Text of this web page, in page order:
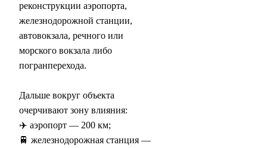
реконструкции аэропорта,
железнодорожной станции,
автовокзала, речного или
морского вокзала либо
погранперехода.
Дальше вокруг объекта
очерчивают зону влияния:
✈️ аэропорт — 200 км;
🚆 железнодорожная станция —